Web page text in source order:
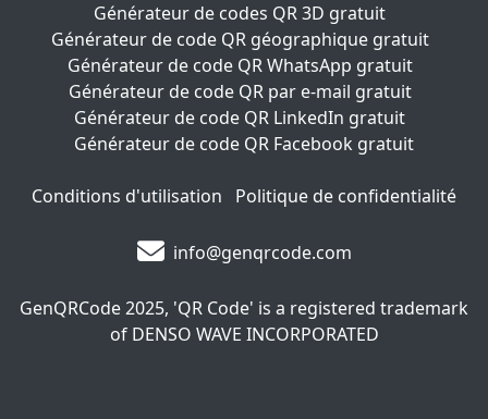
Générateur de codes QR 3D gratuit
Générateur de code QR géographique gratuit
Générateur de code QR WhatsApp gratuit
Générateur de code QR par e-mail gratuit
Générateur de code QR LinkedIn gratuit
Générateur de code QR Facebook gratuit
Conditions d'utilisation Politique de confidentialité
info@genqrcode.com
GenQRCode2025, 'QR Code' is a registered trademark
of DENSO WAVE INCORPORATED